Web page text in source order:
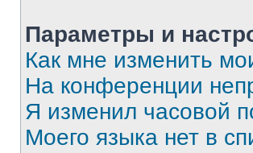
Параметры и
Как мне изменить
На конференции
Я изменил часовой
Моего языка нет в